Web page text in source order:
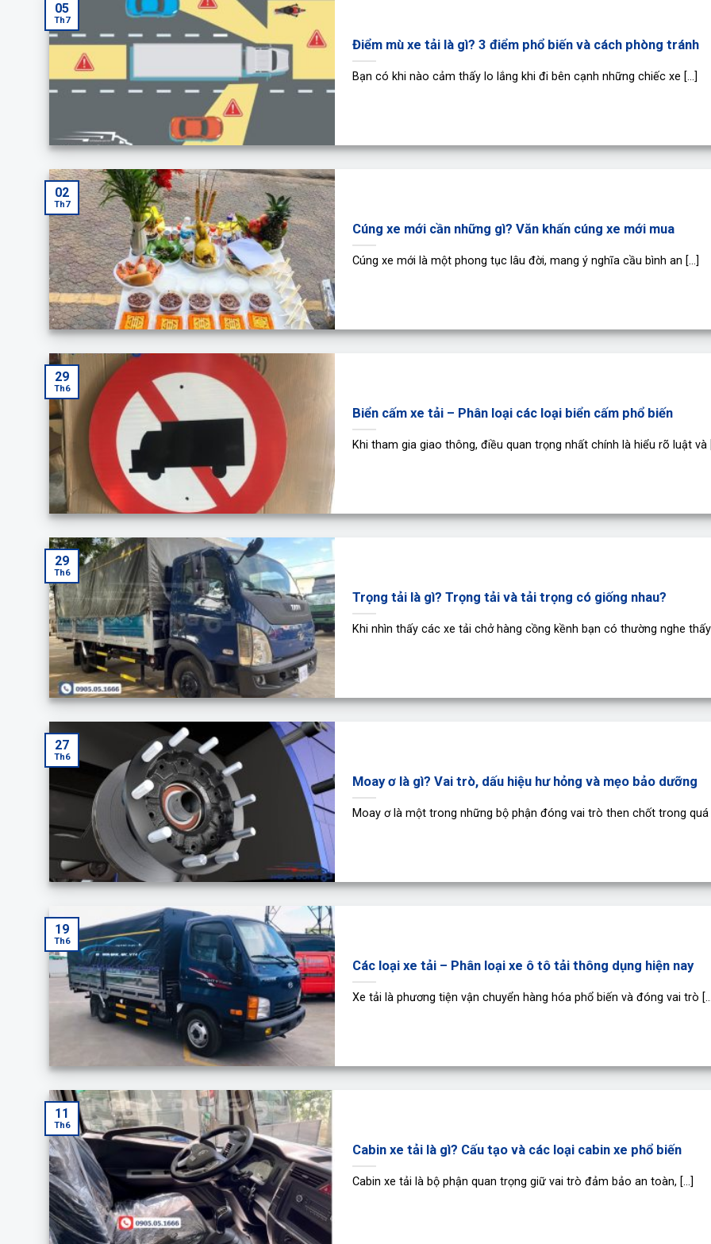
Điểm mù xe tải là gì? 3 điểm phổ biến và cách phòng tránh
Bạn có khi nào cảm thấy lo lắng khi đi bên cạnh những chiếc xe [...]
05
Th7
Cúng xe mới cần những gì? Văn khấn cúng xe mới mua
Cúng xe mới là một phong tục lâu đời, mang ý nghĩa cầu bình an [...]
02
Th7
Biển cấm xe tải – Phân loại các loại biển cấm phổ biến
Khi tham gia giao thông, điều quan trọng nhất chính là hiểu rõ luật và
29
Th6
Trọng tải là gì? Trọng tải và tải trọng có giống nhau?
Khi nhìn thấy các xe tải chở hàng cồng kềnh bạn có thường nghe thấy
29
Th6
Moay ơ là gì? Vai trò, dấu hiệu hư hỏng và mẹo bảo dưỡng
Moay ơ là một trong những bộ phận đóng vai trò then chốt trong quá
27
Th6
Các loại xe tải – Phân loại xe ô tô tải thông dụng hiện nay
Xe tải là phương tiện vận chuyển hàng hóa phổ biến và đóng vai trò
19
Th6
Cabin xe tải là gì? Cấu tạo và các loại cabin xe phổ biến
Cabin xe tải là bộ phận quan trọng giữ vai trò đảm bảo an toàn, [...]
11
Th6